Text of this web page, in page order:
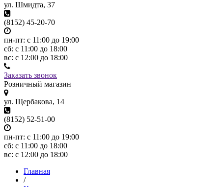
ул. Шмидта, 37
(8152) 45-20-70
пн-пт: с 11:00 до 19:00
сб: с 11:00 до 18:00
вс: с 12:00 до 18:00
Заказать звонок
Розничный магазин
ул. Щербакова, 14
(8152) 52-51-00
пн-пт: с 11:00 до 19:00
сб: с 11:00 до 18:00
вс: с 12:00 до 18:00
Главная
/